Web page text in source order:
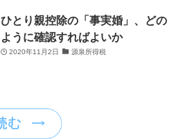
ひとり親控除の「事実婚」、どの
ように確認すればよいか
2020年11月2日 源泉所得税